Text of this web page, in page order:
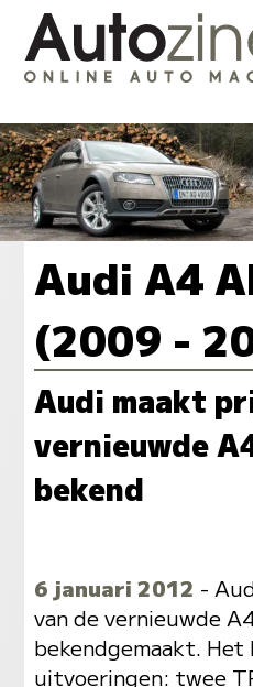
Audi A4
(2009 -
Audi maakt
vernieuwde
bekend
6 januari 2012 -
van de vernieuwde
bekendgemaakt.
uitvoeringen: twee